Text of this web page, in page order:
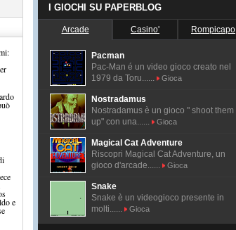
e
I GIOCHI SU PAPERBLOG
Arcade Casino' Rompicapo
Pacman
Pac-Man é un video gioco creato nel
1979 da Toru......
Gioca
Nostradamus
Nostradamus è un gioco " shoot them
up" con una......
Gioca
Magical Cat Adventure
Riscopri Magical Cat Adventure, un
gioco d'arcade......
Gioca
Snake
Snake è un videogioco presente in
molti......
Gioca